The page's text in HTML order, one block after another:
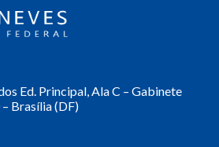
Ed. Principal, Ala C – Gabinete
Brasília (DF)